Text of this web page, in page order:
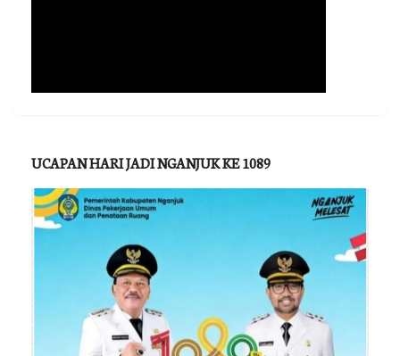
UCAPAN HARI JADI NGANJUK KE 1089